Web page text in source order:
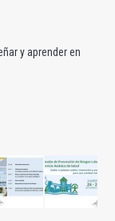
y aprender en